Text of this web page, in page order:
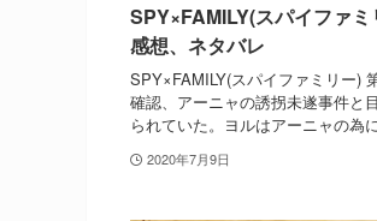
SPY×FAMILY(スパイファ
感想、ネタバレ
SPY×FAMILY(スパイファミリー)
確認、アーニャの誘拐未遂事件と
られていた。ヨルはアーニャの為
2020年7月9日